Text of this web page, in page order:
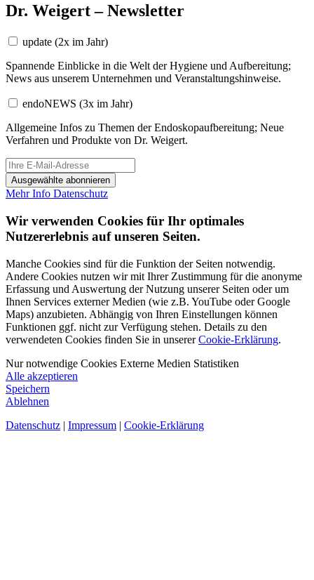
Dr. Weigert – Newsletter
update (2x im Jahr)
Spannende Einblicke in die Welt der Hygiene und Aufbereitung;
News aus unserem Unternehmen und Veranstaltungshinweise.
endoNEWS (3x im Jahr)
Allgemeine Infos zu Themen der Endoskopaufbereitung; Neue
Verfahren und Produkte von Dr. Weigert.
Ausgewählte abonnieren
Mehr Info Datenschutz
Wir verwenden Cookies für Ihr optimales
Nutzererlebnis auf unseren Seiten.
Manche Cookies sind für die Funktion der Seiten notwendig.
Andere Cookies nutzen wir mit Ihrer Zustimmung für die anonyme
Erfassung und Auswertung der Nutzung unserer Seiten oder um
Ihnen Services externer Medien (wie z.B. YouTube oder Google
Maps) anzubieten. Abhängig von Ihren Einstellungen können
Funktionen ggf. nicht zur Verfügung stehen. Details zu den
verwendeten Cookies finden Sie in unsererCookie-Erklärung.
Nur notwendige Cookies Externe Medien Statistiken
Alle akzeptieren
Speichern
Ablehnen
Datenschutz | Impressum | Cookie-Erklärung